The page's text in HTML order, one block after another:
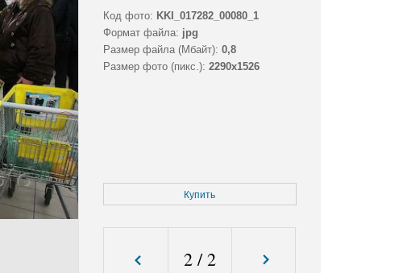
Код фото: KKI_017282_00080_1
Формат файла: jpg
Размер файла (Мбайт): 0,8
Размер фото (пикс.): 2290x1526
Купить
2/2